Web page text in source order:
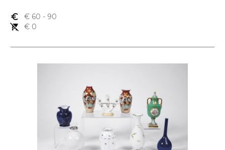
euro_symbol € 60 - 90
remove_shopping_cart
€ 0